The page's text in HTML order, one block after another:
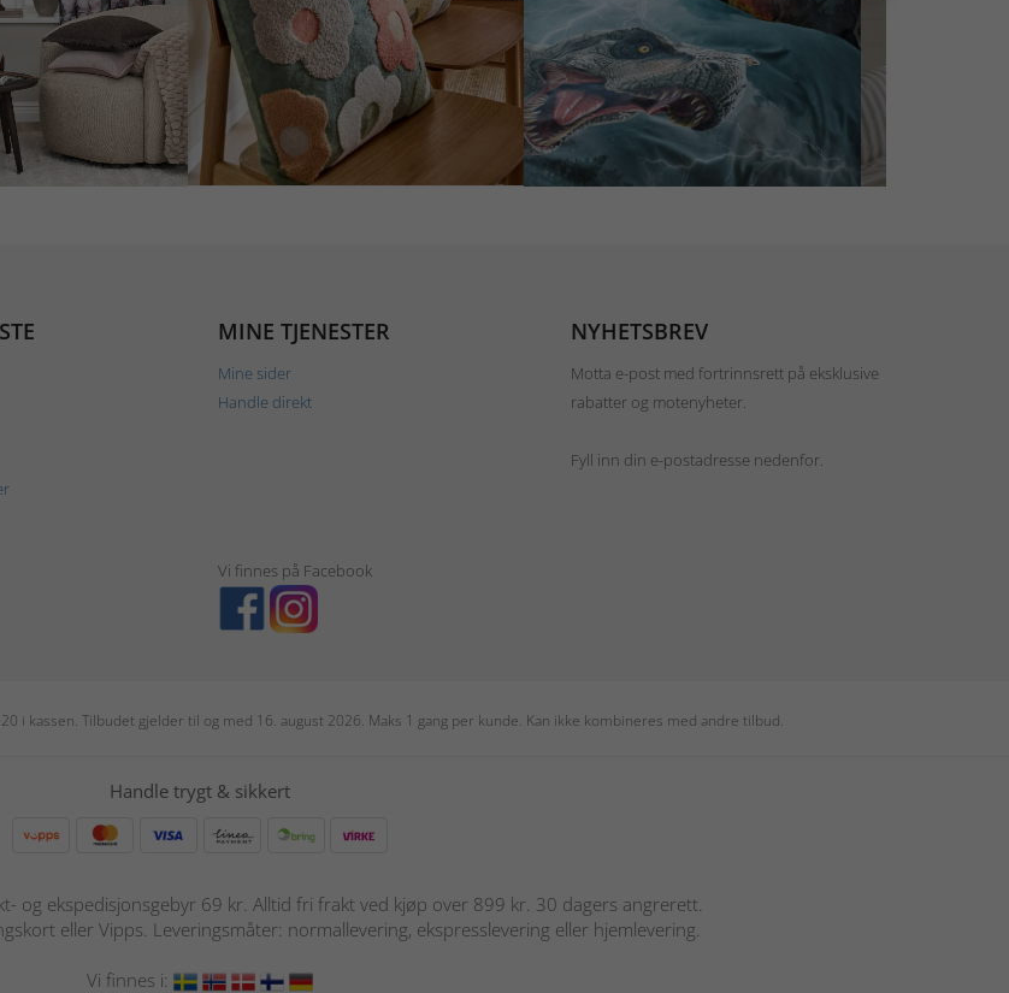
MINE TJENESTER
Mine sider
Handle direkt
NYHETSBREV
Motta e-post med fortrinnsrett på eksklusive
rabatter og motenyheter.
Fyll inn din e-postadresse nedenfor.
Vi finnes på Facebook
i kassen. Tilbudet gjelder til og med 16. august 2026. Maks 1 gang per kunde. Kan ikke kombineres med andre tilbud.
Handle trygt & sikkert
og ekspedisjonsgebyr 69 kr. Alltid fri frakt ved kjøp over 899 kr. 30 dagers angrerett.
eller Vipps. Leveringsmåter: normallevering, ekspresslevering eller hjemlevering.
Vi finnes i: